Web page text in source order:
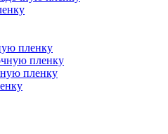
пленку
пленку
пленку